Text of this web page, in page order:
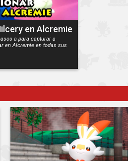
en Alcremie
a para capturar a
en Alcremie en todas sus